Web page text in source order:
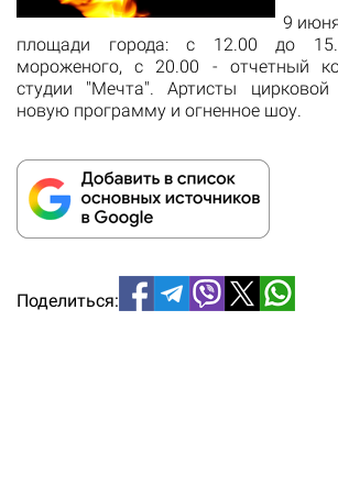
9
площади
города: с 12.00 до
мороженого, с 20.00 - отчетный
студии "Мечта". Артисты цирковой
новую программу и огненное шоу.
Поделиться: